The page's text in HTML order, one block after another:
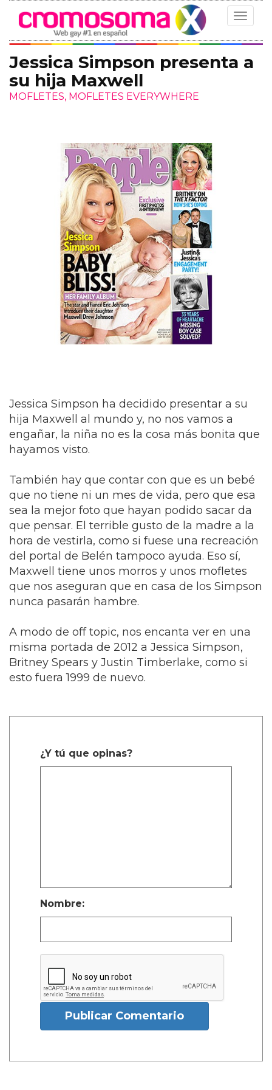
Toggle
Jessica Simpson presenta a
su hija Maxwell
MOFLETES, MOFLETES EVERYWHERE
Jessica Simpson ha decidido presentar a su
hija Maxwell al mundo y, no nos vamos a
engañar, la niña no es la cosa más bonita que
hayamos visto.
También hay que contar con que es un bebé
que no tiene ni un mes de vida, pero que esa
sea la mejor foto que hayan podido sacar da
que pensar. El terrible gusto de la madre a la
hora de vestirla, como si fuese una recreación
del portal de Belén tampoco ayuda. Eso sí,
Maxwell tiene unos morros y unos mofletes
que nos aseguran que en casa de los Simpson
nunca pasarán hambre.
A modo de off topic, nos encanta ver en una
misma portada de 2012 a Jessica Simpson,
Britney Spears y Justin Timberlake, como si
esto fuera 1999 de nuevo.
¿Y tú que opinas?
Nombre:
Publicar Comentario